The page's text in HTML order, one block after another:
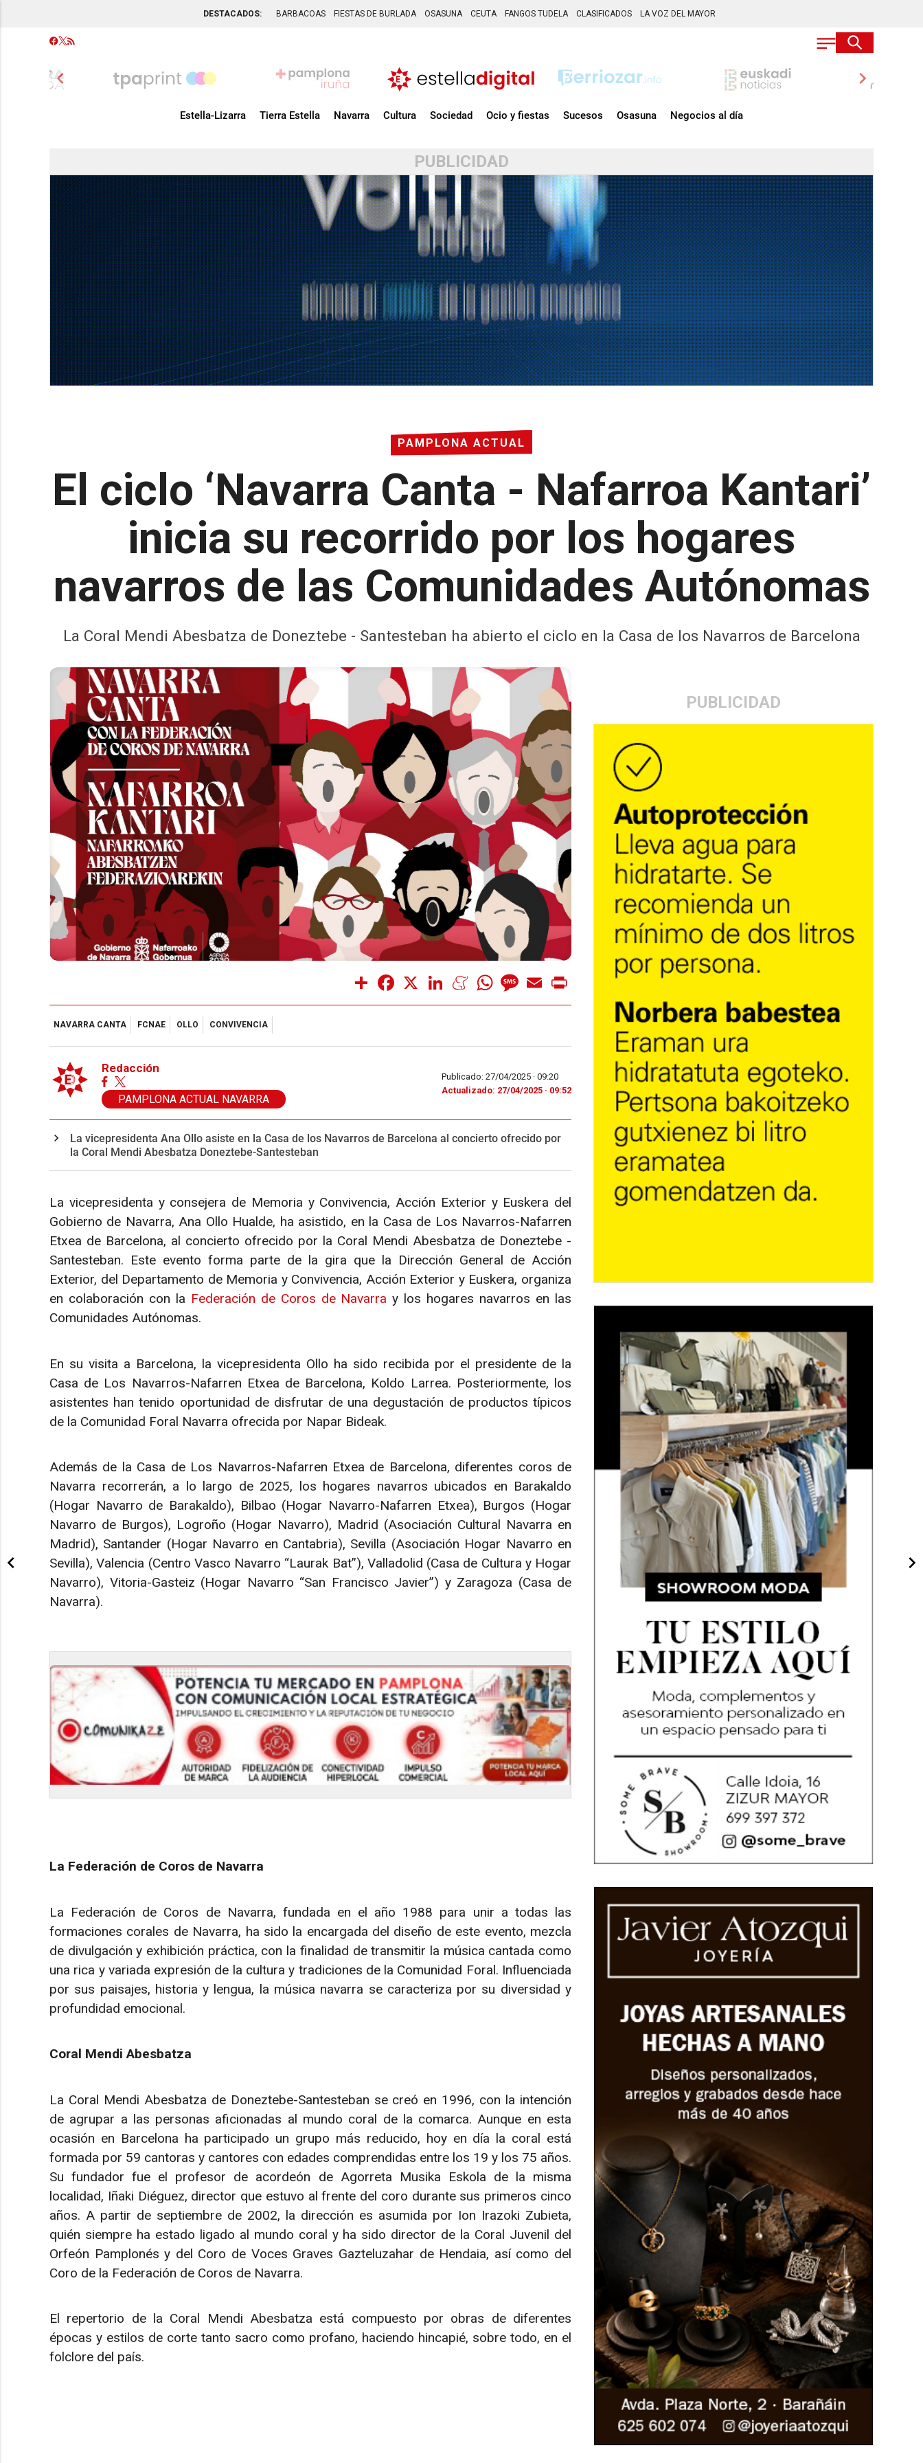
DESTACADOS: BARBACOAS FIESTAS DE BURLADA OSASUNA CEUTA FANGOS TUDELA CLASIFICADOS LA VOZ DEL MAYOR
chevron_left chevron_right
Estella-Lizarra Tierra Estella Navarra Cultura Sociedad Ocio y fiestas Sucesos Osasuna Negocios al día
PUBLICIDAD
PAMPLONA ACTUAL
El ciclo ‘Navarra Canta - Nafarroa Kantari’
inicia su recorrido por los hogares
navarros de las Comunidades Autónomas
La Coral Mendi Abesbatza de Doneztebe - Santesteban ha abierto el ciclo en la Casa de los Navarros de Barcelona
PUBLICIDAD
Share Facebook LinkedInMeneameWhatsAppMessage
Email
NAVARRA CANTA FCNAE OLLO CONVIVENCIA
Redacción
PAMPLONA ACTUAL NAVARRA
Publicado: 27/04/2025 · 09:20
Actualizado: 27/04/2025 · 09:52
La vicepresidenta Ana Ollo asiste en la Casa de los Navarros de Barcelona al concierto ofrecido por
la Coral Mendi Abesbatza Doneztebe-Santesteban
La vicepresidenta y consejera de Memoria y Convivencia, Acción Exterior y Euskera del
Gobierno de Navarra, Ana Ollo Hualde, ha asistido, en la Casa de Los Navarros-Nafarren
Etxea de Barcelona, al concierto ofrecido por la Coral Mendi Abesbatza de Doneztebe -
Santesteban. Este evento forma parte de la gira que la Dirección General de Acción
Exterior, del Departamento de Memoria y Convivencia, Acción Exterior y Euskera, organiza
en colaboración con la Federación de Coros de Navarra y los hogares navarros en las
Comunidades Autónomas.
En su visita a Barcelona, la vicepresidenta Ollo ha sido recibida por el presidente de la
Casa de Los Navarros-Nafarren Etxea de Barcelona, Koldo Larrea. Posteriormente, los
asistentes han tenido oportunidad de disfrutar de una degustación de productos típicos
de la Comunidad Foral Navarra ofrecida por Napar Bideak.
Además de la Casa de Los Navarros-Nafarren Etxea de Barcelona, diferentes coros de
Navarra recorrerán, a lo largo de 2025, los hogares navarros ubicados en Barakaldo
(Hogar Navarro de Barakaldo), Bilbao (Hogar Navarro-Nafarren Etxea), Burgos (Hogar
Navarro de Burgos), Logroño (Hogar Navarro), Madrid (Asociación Cultural Navarra en
Madrid), Santander (Hogar Navarro en Cantabria), Sevilla (Asociación Hogar Navarro en
Sevilla), Valencia (Centro Vasco Navarro “Laurak Bat”), Valladolid (Casa de Cultura y Hogar
Navarro), Vitoria-Gasteiz (Hogar Navarro “San Francisco Javier”) y Zaragoza (Casa de
Navarra).
La Federación de Coros de Navarra
La Federación de Coros de Navarra, fundada en el año 1988 para unir a todas las
formaciones corales de Navarra, ha sido la encargada del diseño de este evento, mezcla
de divulgación y exhibición práctica, con la finalidad de transmitir la música cantada como
una rica y variada expresión de la cultura y tradiciones de la Comunidad Foral. Influenciada
por sus paisajes, historia y lengua, la música navarra se caracteriza por su diversidad y
profundidad emocional.
Coral Mendi Abesbatza
La Coral Mendi Abesbatza de Doneztebe-Santesteban se creó en 1996, con la intención
de agrupar a las personas aficionadas al mundo coral de la comarca. Aunque en esta
ocasión en Barcelona ha participado un grupo más reducido, hoy en día la coral está
formada por 59 cantoras y cantores con edades comprendidas entre los 19 y los 75 años.
Su fundador fue el profesor de acordeón de Agorreta Musika Eskola de la misma
localidad, Iñaki Diéguez, director que estuvo al frente del coro durante sus primeros cinco
años. A partir de septiembre de 2002, la dirección es asumida por Ion Irazoki Zubieta,
quién siempre ha estado ligado al mundo coral y ha sido director de la Coral Juvenil del
Orfeón Pamplonés y del Coro de Voces Graves Gazteluzahar de Hendaia, así como del
Coro de la Federación de Coros de Navarra.
El repertorio de la Coral Mendi Abesbatza está compuesto por obras de diferentes
épocas y estilos de corte tanto sacro como profano, haciendo hincapié, sobre todo, en el
folclore del país.